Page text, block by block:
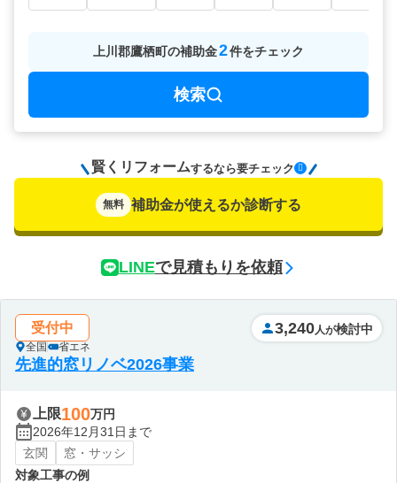
上川郡鷹栖町の補助金2件をチェック
検索
賢くリフォームするなら要チェック
無料 補助金が使えるか診断する
LINEで見積もりを依頼
受付中
全国 省エネ
3,240 人が検討中
先進的窓リノベ2026事業
上限100万円
2026年12月31日まで
玄関
窓・サッシ
対象工事の例